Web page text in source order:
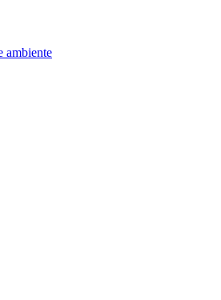
ambiente